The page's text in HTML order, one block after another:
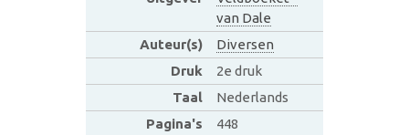
van Dale
Auteur(s)
Diversen
Druk
2e druk
Taal
Nederlands
Pagina's
448